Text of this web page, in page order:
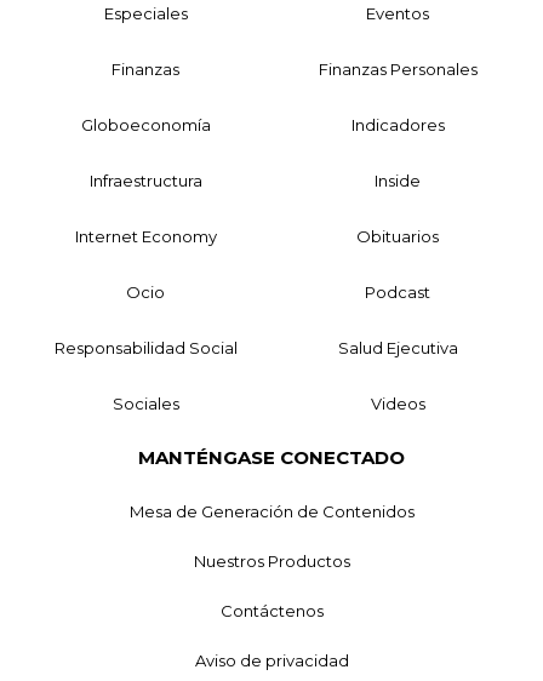
Especiales Eventos
Finanzas Finanzas Personales
Globoeconomía Indicadores
Infraestructura Inside
Internet Economy Obituarios
Ocio Podcast
Responsabilidad Social Salud Ejecutiva
Sociales Videos
MANTÉNGASE CONECTADO
Mesa de Generación de Contenidos
Nuestros Productos
Contáctenos
Aviso de privacidad